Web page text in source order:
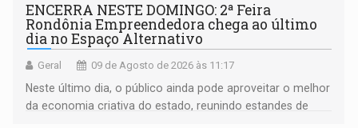
ENCERRA NESTE DOMINGO: 2ª Feira
Rondônia Empreendedora chega ao último
dia no Espaço Alternativo
Geral 09 de Agosto de 2026 às 11:17
Neste último dia, o público ainda pode aproveitar o melhor
da economia criativa do estado, reunindo estandes de